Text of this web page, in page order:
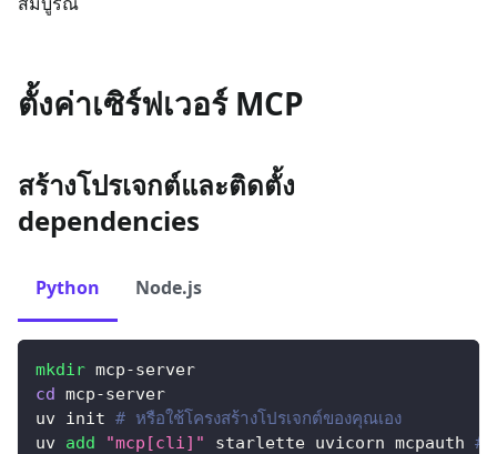
ตั้งค่าเซิร์ฟเวอร์ MCP
สร้างโปรเจกต์และติดตั้ง
dependencies
Python Node.js
mkdir mcp-server
cd
mcp-server
uv init # หรือใช้โครงสร้างโปรเจกต์ของคุณเอง
uv add "mcp[cli]" starlette uvicorn mcpauth #